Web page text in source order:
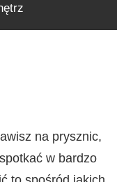
na prysznic,
w bardzo